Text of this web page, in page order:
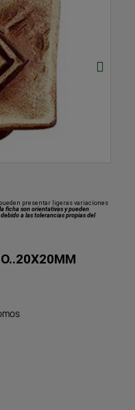
presentar ligeras variaciones
ficha son orientativas y pueden
a las tolerancias propias del